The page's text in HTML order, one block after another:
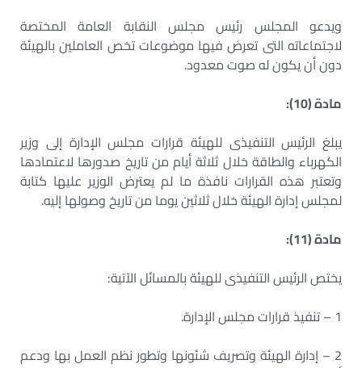
ويدعو المجلس رئيس مجلس النقابة العامة المختصة
لاجتماعاته التى تعرض فيها موضوعات تخص العاملين بالهيئة
دون أن يكون له صوت معدود.
مادة (10):
يبلغ الرئيس التنفيذى للهيئة قرارات مجلس الإدارة إلى وزير
الكهرباء والطاقة خلال ثلاثة أيام من تاريخ صدورها لاعتمادها
وتعتبر هذه القرارات نافذة ما لم يعترض الوزير عليها كتابة
لمجلس إدارة الهيئة خلال ثلاثين يوما من تاريخ وصولها إليه.
مادة (11):
يختص الرئيس التنفيذى للهيئة بالمسائل الآتية:
1 – تنفيذ قرارات مجلس الإدارة.
2 – إدارة الهيئة وتصريف شئونها وتطور نظم العمل بها ودعم